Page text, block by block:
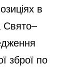
в
Свято–
зброї по